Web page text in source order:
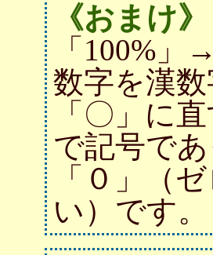
《おまけ》
「100%
数字を漢
「〇」に
で記号で
「０」（
い）です。